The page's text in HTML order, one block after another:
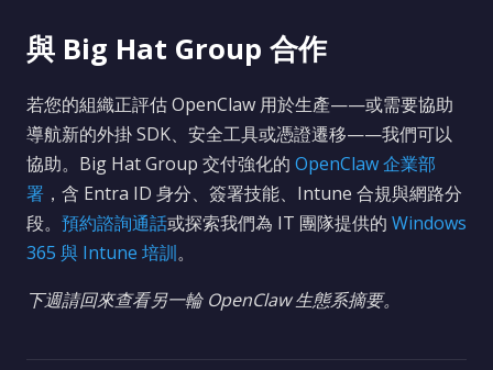
與 Big Hat Group 合作
若您的組織正評估 OpenClaw 用於生產——或需要協助
導航新的外掛 SDK、安全工具或憑證遷移——我們可以
協助。Big Hat Group 交付強化的 OpenClaw 企業部
署 ，含 Entra ID 身分、簽署技能、Intune 合規與網路分
段。 預約諮詢通話或探索我們為 IT 團隊提供的 Windows
365 與 Intune 培訓。
下週請回來查看另一輪 OpenClaw 生態系摘要。